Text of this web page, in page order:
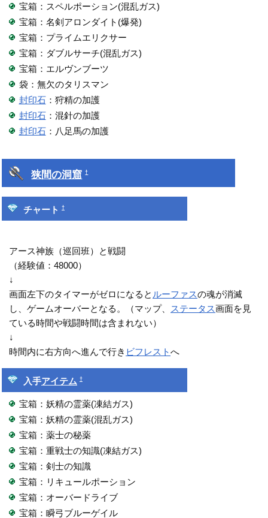
宝箱：スペルポーション(混乱ガス)
宝箱：名剣アロンダイト(爆発)
宝箱：プライムエリクサー
宝箱：ダブルサーチ(混乱ガス)
宝箱：エルヴンブーツ
袋：無欠のタリスマン
封印石：狩精の加護
封印石：混針の加護
封印石：八足馬の加護
狭間の洞窟 †
チャート †
アース神族（巡回班）と戦闘
（経験値：48000）
↓
画面左下のタイマーがゼロになると ルーファスの魂が消滅
し、ゲームオーバーとなる。（マップ、
ステータス画面を見
ている時間や戦闘時間は含まれない）
↓
時間内に右方向へ進んで行き ビフレストへ
入手アイテム †
宝箱：妖精の霊薬(凍結ガス)
宝箱：妖精の霊薬(混乱ガス)
宝箱：薬士の秘薬
宝箱：重戦士の知識(凍結ガス)
宝箱：剣士の知識
宝箱：リキュールポーション
宝箱：オーバードライブ
宝箱：瞬弓ブルーゲイル